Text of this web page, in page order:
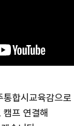
통합시교육감으로
캠프 연결해